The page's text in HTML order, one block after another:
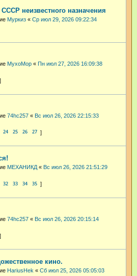
неизвестного назначения
Муркиз « Ср июл 29, 2026 09:22:34
MyxoMop « Пн июл 27, 2026 16:09:38
74hc257 « Вс июл 26, 2026 22:15:33
24 25 26 27
МЕХАНИКД « Вс июл 26, 2026 21:51:29
32 33 34 35
74hc257 « Вс июл 26, 2026 20:15:14
кино.
HariusHek « Сб июл 25, 2026 05:05:03